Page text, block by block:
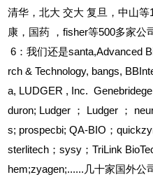
清华，北大 交大 复旦，中山等
康，国药
，fisher等500多家公
6 ：我们还是santa,Advanced
rch & Technology, bangs,
a, LUDGER , Inc.
duron; Ludger ； Ludger ；
s; prospecbi; QA-BIO；
sterlitech；sysy；TriLink
hem;zyagen;......几十家国外公